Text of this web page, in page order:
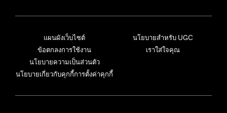
แผนผังเว็บไซต์
ข้อตกลงการใช้งาน
นโยบายความเป็นส่วนตัว
นโยบายเกี่ยวกับคุกกี้การตั้งค่าคุกกี้
นโยบายสำหรับ UGC
เราใส่ใจคุณ